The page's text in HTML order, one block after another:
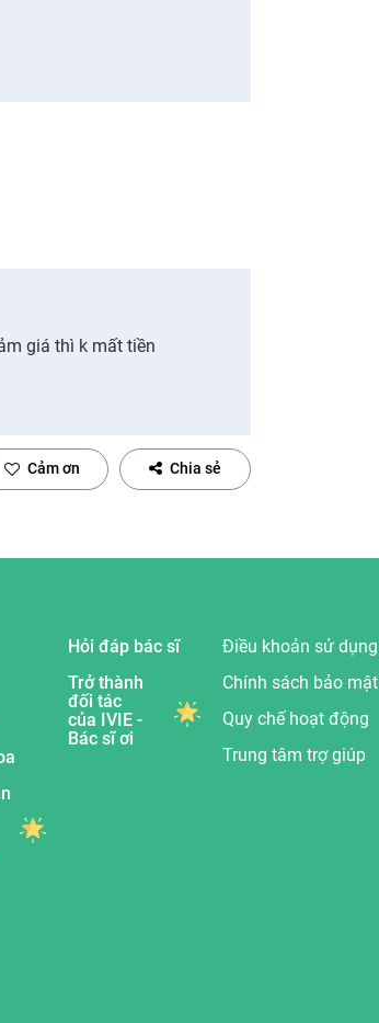
giá thì k mất tiền
Cảm ơn Chia sẻ
Hỏi đáp bác sĩ
Trở thành
đối tác
của IVIE -
Bác sĩ ơi
Điều khoản sử dụng
Chính sách bảo mật
Quy chế hoạt động
Trung tâm trợ giúp